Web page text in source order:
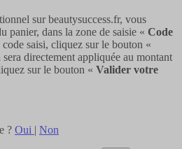
sur beautysuccess.fr, vous
panier, dans la zone de saisie « Code
saisi, cliquez sur le bouton «
directement appliquée au montant
sur le bouton « Valider votre
? Oui | Non